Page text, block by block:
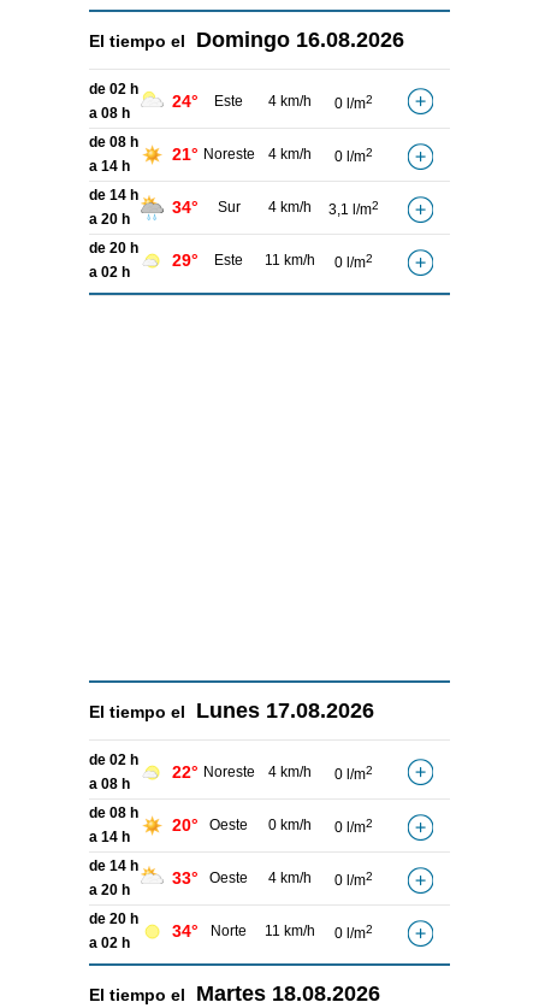
El tiempo el Domingo 16.08.2026
de 02 h
a 08 h
24° Este 4 km/h 0 l/m2
de 08 h
a 14 h
21° Noreste 4 km/h 0 l/m2
de 14 h
a 20 h
34° Sur 4 km/h 3,1 l/m2
de 20 h
a 02 h
29° Este 11 km/h 0 l/m2
El tiempo el Lunes 17.08.2026
de 02 h
a 08 h
22° Noreste 4 km/h 0 l/m2
de 08 h
a 14 h
20° Oeste 0 km/h 0 l/m2
de 14 h
a 20 h
33° Oeste 4 km/h 0 l/m2
de 20 h
a 02 h
34° Norte 11 km/h 0 l/m2
El tiempo el Martes 18.08.2026